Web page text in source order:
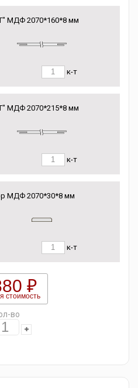
МДФ 2070*160*8 мм
к-т
МДФ 2070*215*8 мм
к-т
МДФ 2070*30*8 мм
к-т
₽
стоимость
во